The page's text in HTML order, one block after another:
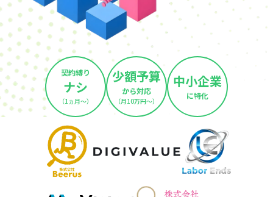
契約縛り
ナシ
（1ヵ月～）
少額予算
から対応
（月10万円～）
中小企業
に特化